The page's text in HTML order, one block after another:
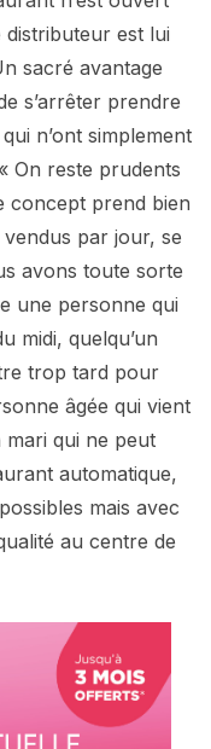
distributeur est lui
sacré avantage
s’arrêter prendre
n’ont simplement
On reste prudents
concept prend bien
vendus par jour, se
avons toute sorte
une personne qui
midi, quelqu’un
trop tard pour
âgée qui vient
qui ne peut
automatique,
mais avec
au centre de